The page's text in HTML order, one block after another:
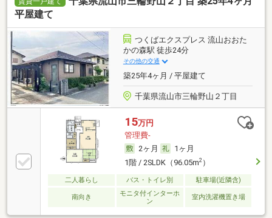
平屋建て
つくばエクスプレス 流山おおた
かの森駅 徒歩24分
その他の交通
築25年4ヶ月 / 平屋建て
千葉県流山市三輪野山２丁目
15万円
管理費-
2ヶ月
1ヶ月
1階 / 2SLDK（96.05m2）
二人暮らし バス・トイレ別 駐車場(近隣含)
南向き
モニタ付インターホ
ン
室内洗濯機置き場